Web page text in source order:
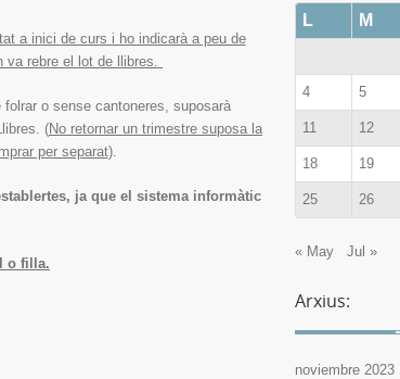
a inici de curs i ho indicarà a peu de
va rebre el lot de llibres.
o sense cantoneres, suposarà
(No retornar un trimestre suposa la
per separat).
ja que el sistema informàtic
o filla.
L M
4 5
11 12
18 19
25 26
« May Jul »
Arxius:
noviembre 2023